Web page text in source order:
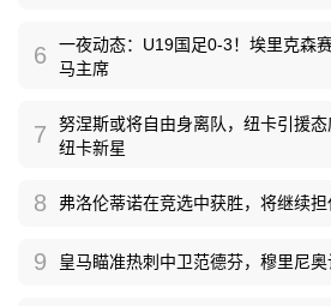
6
一夜动态：U19国足0-3！埃里克森
马主席
7
努涅斯或将自由身离队，纽卡引援
纽卡新星
8 弗洛伦蒂诺在竞选中获胜，将继续
9 皇马瞄准热刺中卫范德芬，穆里尼